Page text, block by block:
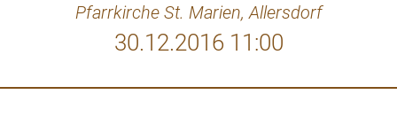
Pfarrkirche St. Marien, Allersdorf
30.12.2016 11:00